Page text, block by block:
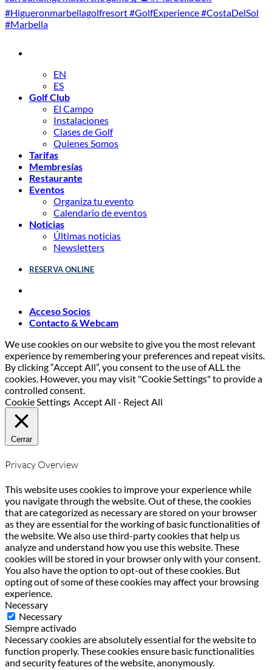
EN
ES
Golf Club
El Campo
Instalaciones
Clases de Golf
Quienes Somos
Tarifas
Membresías
Restaurante
Eventos
Organiza tu evento
Calendario de eventos
Noticias
Últimas noticias
Newsletters
RESERVA ONLINE
Acceso Socios
Contacto & Webcam
We use cookies on our website to give you the most relevant
experience by remembering your preferences and repeat visits.
By clicking “Accept All”, you consent to the use of ALL the
cookies. However, you may visit "Cookie Settings" to provide a
controlled consent.
Cookie Settings Accept All - Reject All
Cerrar
Privacy Overview
This website uses cookies to improve your experience while
you navigate through the website. Out of these, the cookies
that are categorized as necessary are stored on your browser
as they are essential for the working of basic functionalities of
the website. We also use third-party cookies that help us
analyze and understand how you use this website. These
cookies will be stored in your browser only with your consent.
You also have the option to opt-out of these cookies. But
opting out of some of these cookies may affect your browsing
experience.
Necessary
Necessary
Siempre activado
Necessary cookies are absolutely essential for the website to
function properly. These cookies ensure basic functionalities
and security features of the website, anonymously.